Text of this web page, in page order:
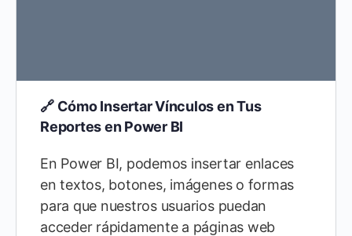
🔗 Cómo Insertar Vínculos en Tus
Reportes en Power BI
En Power BI, podemos insertar enlaces
en textos, botones, imágenes o formas
para que nuestros usuarios puedan
acceder rápidamente a páginas web